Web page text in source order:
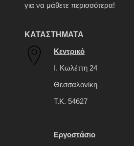
για να μάθετε περισσότερα!
ΚΑΤΑΣΤΗΜΑΤΑ
Κεντρικό
Ι. Κωλέττη 24
Θεσσαλονίκη
Τ.Κ. 54627
Εργοστάσιο